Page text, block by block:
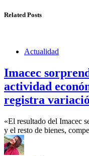
Related Posts
Actualidad
Imacec
actividad
registra
«El resultado del Imacec
y el resto de bienes,